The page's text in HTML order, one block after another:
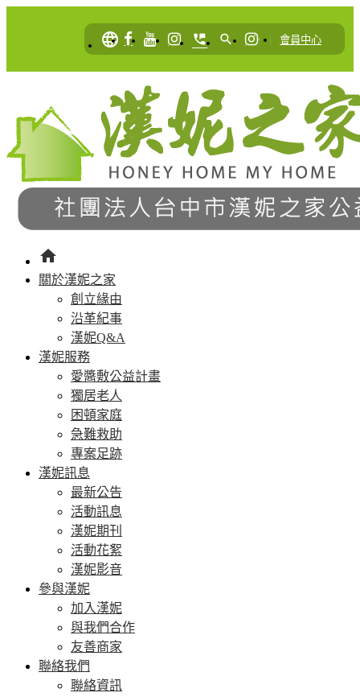
language perm_phone_msg search | 會員中心
home
關於漢妮之家
創立緣由
沿革紀事
漢妮Q&A
漢妮服務
愛醬敷公益計畫
獨居老人
困頓家庭
急難救助
專案足跡
漢妮訊息
最新公告
活動訊息
漢妮期刊
活動花絮
漢妮影音
參與漢妮
加入漢妮
與我們合作
友善商家
聯絡我們
聯絡資訊